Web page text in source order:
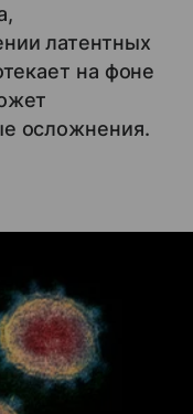
латентных
на фоне
осложнения.